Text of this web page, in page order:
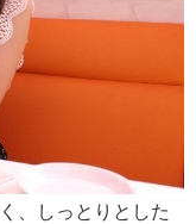
、しっとりとした